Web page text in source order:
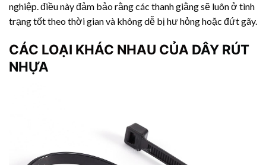
nghiệp. điều này đảm bảo rằng các thanh giằng sẽ luôn ở tình
trạng tốt theo thời gian và không dễ bị hư hỏng hoặc đứt gãy.
CÁC LOẠI KHÁC NHAU CỦA DÂY RÚT
NHỰA